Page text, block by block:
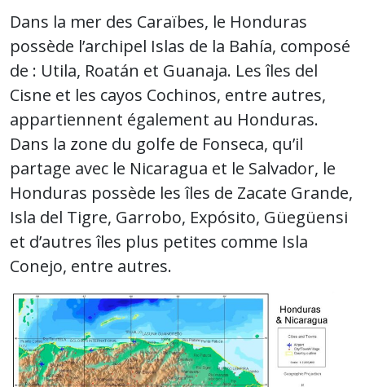
Dans la mer des Caraïbes, le Honduras
possède l’archipel Islas de la Bahía, composé
de : Utila, Roatán et Guanaja. Les îles del
Cisne et les cayos Cochinos, entre autres,
appartiennent également au Honduras.
Dans la zone du golfe de Fonseca, qu’il
partage avec le Nicaragua et le Salvador, le
Honduras possède les îles de Zacate Grande,
Isla del Tigre, Garrobo, Expósito, Güegüensi
et d’autres îles plus petites comme Isla
Conejo, entre autres.